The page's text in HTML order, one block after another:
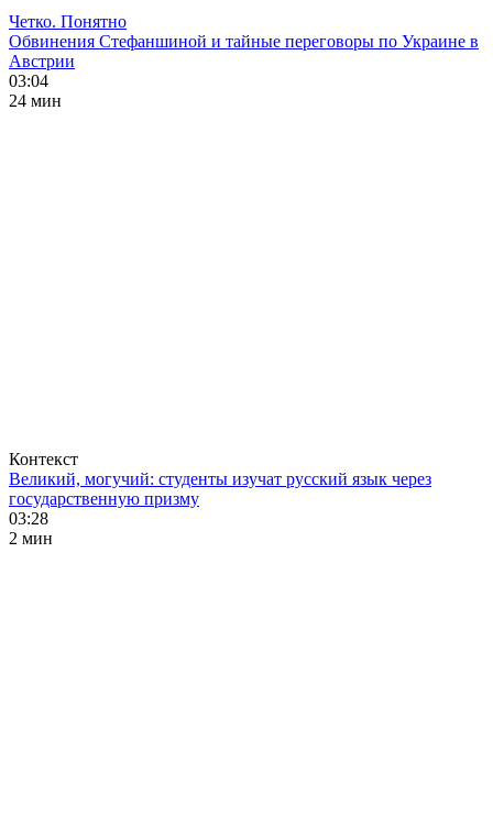
Четко. Понятно
Обвинения Стефаншиной и тайные переговоры по Украине в
Австрии
03:04
24 мин
Контекст
Великий, могучий: студенты изучат русский язык через
государственную призму
03:28
2 мин